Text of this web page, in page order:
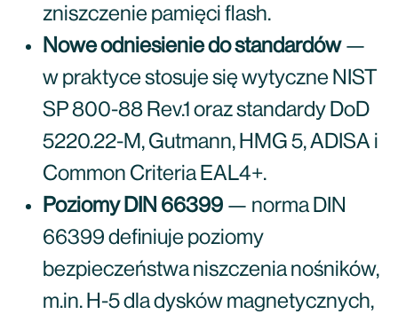
zniszczenie pamięci flash.
Nowe odniesienie do standardów—
w praktyce stosuje się wytyczne NIST
SP 800-88 Rev.1 oraz standardy DoD
5220.22-M, Gutmann, HMG 5, ADISA i
Common Criteria EAL4+.
Poziomy DIN 66399 — norma DIN
66399 definiuje poziomy
bezpieczeństwa niszczenia nośników,
m.in. H-5 dla dysków magnetycznych,